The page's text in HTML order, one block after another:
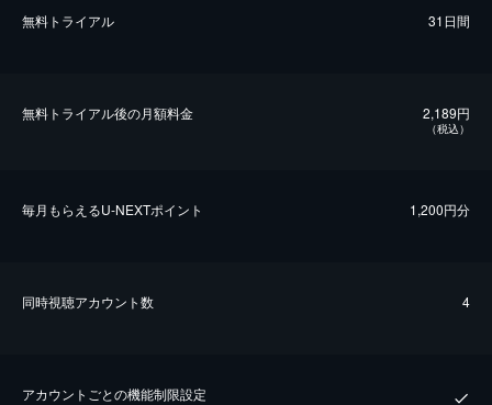
無料トライアル 31日間
無料トライアル後の⽉額料金 2,189円
（税込）
毎⽉もらえるU-NEXTポイント 1,200円分
同時視聴アカウント数 4
アカウントごとの機能制限設定